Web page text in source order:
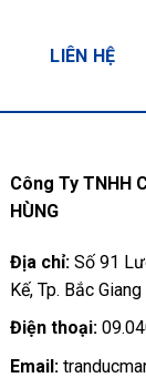
LIÊN HỆ
Công Ty TNHH
HÙNG
Địa chỉ: Số 91
Kế, Tp. Bắc Giang
Điện thoại:
Email: